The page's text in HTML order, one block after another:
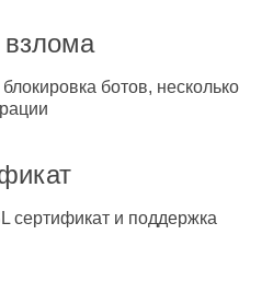
ботов, несколько
сертификат и поддержка